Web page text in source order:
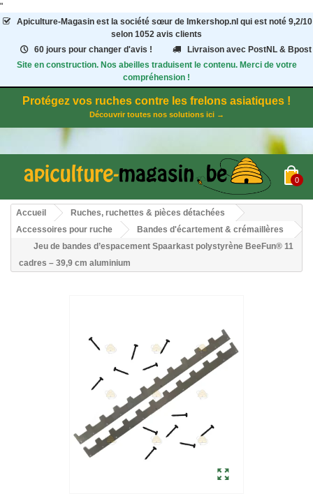
"
Apiculture-Magasinest la société sœur de Imkershop.nl qui est noté 9,2/10
selon 1052 avis clients
60 jours pour changer d'avis !
Livraison avec PostNL & Bpost
Site en construction. Nos abeilles traduisent le contenu. Merci de votre
compréhension !
Protégez vos ruches contre les frelons asiatiques !
Découvrir toutes nos solutions ici →
0
Accueil
Ruches, ruchettes & pièces détachées
Accessoires pour ruche
Bandes d'écartement & crémaillères
Jeu de bandes d’espacement Spaarkast polystyrène BeeFun® 11
cadres – 39,9 cm aluminium